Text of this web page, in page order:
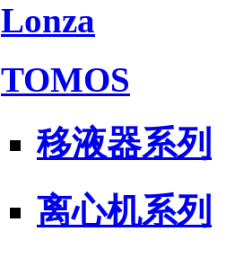
Lonza
TOMOS
移液器系列
离心机系列